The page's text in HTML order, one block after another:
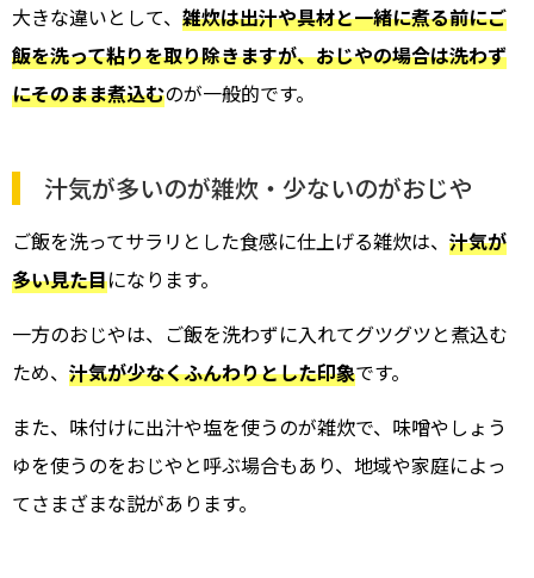
大きな違いとして、 雑炊は出汁や具材と一緒に煮る前にご
飯を洗って粘りを取り除きますが、おじやの場合は洗わず
にそのまま煮込むのが一般的です。
汁気が多いのが雑炊・少ないのがおじや
ご飯を洗ってサラリとした食感に仕上げる雑炊は、 汁気が
多い見た目になります。
一方のおじやは、ご飯を洗わずに入れてグツグツと煮込む
ため、 汁気が少なくふんわりとした印象です。
また、味付けに出汁や塩を使うのが雑炊で、味噌やしょう
ゆを使うのをおじやと呼ぶ場合もあり、地域や家庭によっ
てさまざまな説があります。